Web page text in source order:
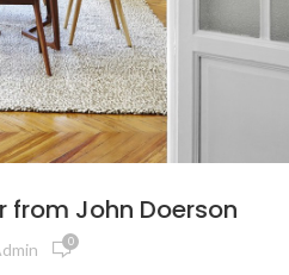
from John Doerson
0